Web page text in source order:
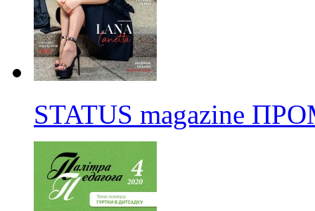
STATUS magazine